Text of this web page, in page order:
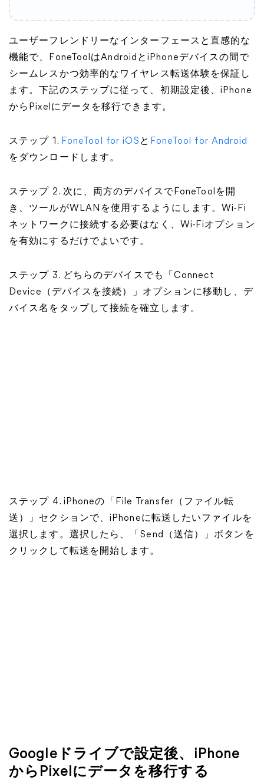
ユーザーフレンドリーなインターフェースと直感的な
機能で、FoneToolはAndroidとiPhoneデバイスの間で
シームレスかつ効率的なワイヤレス転送体験を保証し
ます。下記のステップに従って、初期設定後、iPhone
からPixelにデータを移行できます。
ステップ 1. FoneTool for iOS と FoneTool for Android
をダウンロードします。
ステップ 2. 次に、両方のデバイスでFoneToolを開
き、ツールがWLANを使用するようにします。Wi-Fi
ネットワークに接続する必要はなく、Wi-Fiオプション
を有効にするだけでよいです。
ステップ 3. どちらのデバイスでも「Connect
Device（デバイスを接続）」オプションに移動し、デ
バイス名をタップして接続を確立します。
ステップ 4. iPhoneの「File Transfer（ファイル転
送）」セクションで、iPhoneに転送したいファイルを
選択します。選択したら、「Send（送信）」ボタンを
クリックして転送を開始します。
Googleドライブで設定後、iPhone
からPixelにデータを移行する